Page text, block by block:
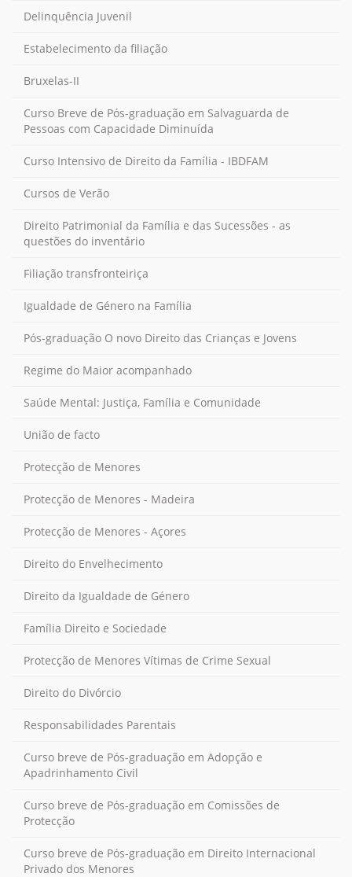
Delinquência Juvenil
Estabelecimento da filiação
Bruxelas-II
Curso Breve de Pós-graduação em Salvaguarda de
Pessoas com Capacidade Diminuída
Curso Intensivo de Direito da Família - IBDFAM
Cursos de Verão
Direito Patrimonial da Família e das Sucessões - as
questões do inventário
Filiação transfronteiriça
Igualdade de Género na Família
Pós-graduação O novo Direito das Crianças e Jovens
Regime do Maior acompanhado
Saúde Mental: Justiça, Família e Comunidade
União de facto
Protecção de Menores
Protecção de Menores - Madeira
Protecção de Menores - Açores
Direito do Envelhecimento
Direito da Igualdade de Género
Família Direito e Sociedade
Protecção de Menores Vítimas de Crime Sexual
Direito do Divórcio
Responsabilidades Parentais
Curso breve de Pós-graduação em Adopção e
Apadrinhamento Civil
Curso breve de Pós-graduação em Comissões de
Protecção
Curso breve de Pós-graduação em Direito Internacional
Privado dos Menores